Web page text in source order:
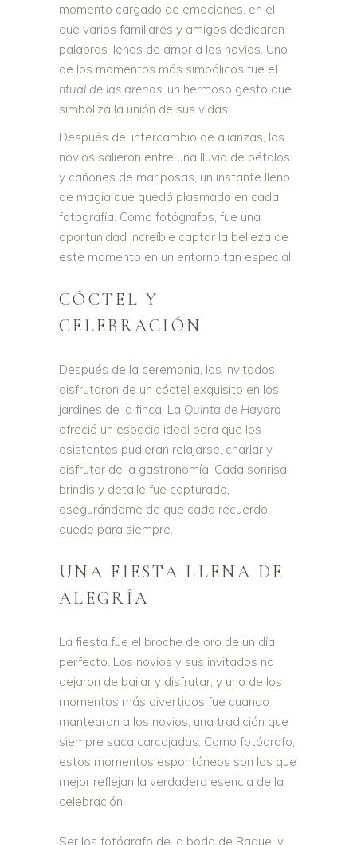
momento cargado de emociones, en el
que varios familiares y amigos dedicaron
palabras llenas de amor a los novios. Uno
de los momentos más simbólicos fue el
ritual de las arenas , un hermoso gesto que
simboliza la unión de sus vidas.
Después del intercambio de alianzas, los
novios salieron entre una lluvia de pétalos
y cañones de mariposas, un instante lleno
de magia que quedó plasmado en cada
fotografía. Como fotógrafos, fue una
oportunidad increíble captar la belleza de
este momento en un entorno tan especial.
CÓCTEL Y
CELEBRACIÓN
Después de la ceremonia, los invitados
disfrutaron de un cóctel exquisito en los
jardines de la finca. La Quinta de Hayara
ofreció un espacio ideal para que los
asistentes pudieran relajarse, charlar y
disfrutar de la gastronomía. Cada sonrisa,
brindis y detalle fue capturado,
asegurándome de que cada recuerdo
quede para siempre.
UNA FIESTA LLENA DE
ALEGRÍA
La fiesta fue el broche de oro de un día
perfecto. Los novios y sus invitados no
dejaron de bailar y disfrutar, y uno de los
momentos más divertidos fue cuando
mantearon a los novios, una tradición que
siempre saca carcajadas. Como fotógrafo,
estos momentos espontáneos son los que
mejor reflejan la verdadera esencia de la
celebración.
Ser los fotógrafo de la boda de Raquel y